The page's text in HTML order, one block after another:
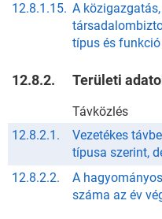
12.8.1.15. A
típus és
12.8.2. Területi
Távközlés
12.8.2.1.
Vezetékes
típusa szerint,
12.8.2.2.
A
száma az év